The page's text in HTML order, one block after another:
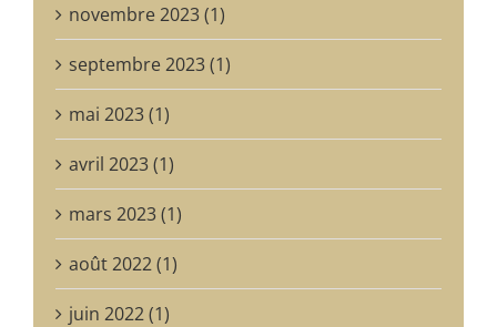
novembre 2023 (1)
septembre 2023 (1)
mai 2023 (1)
avril 2023 (1)
mars 2023 (1)
août 2022 (1)
juin 2022 (1)